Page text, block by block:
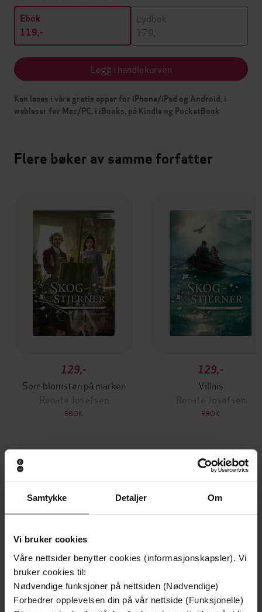
Samtykke Detaljer Om
Vi bruker cookies
Våre nettsider benytter cookies (informasjonskapsler). Vi
bruker cookies til:
Nødvendige funksjoner på nettsiden (Nødvendige)
Forbedrer opplevelsen din på vår nettside (Funksjonelle)
Ebok
119,-
Lydbok
179,-
Legg i handlekurven
Kan leses i våre gratis apper for iPhone/iPad og Android, i
webleser for Mac/PC, i iBooks, på Kindle og PocketBook
Flere bøker av samme forfatter
129,-
Som blomsten på marken
Renate Josefsen
EBOK
129,-
Villnis
Renate Josefsen
EBOK
Andre har også kjøpt